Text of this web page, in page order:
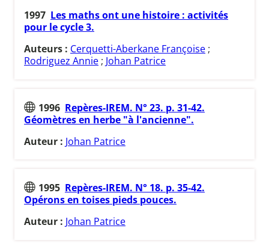
1997 Les maths ont une histoire : activités
pour le cycle 3.
Auteurs : Cerquetti-Aberkane Françoise ;
Rodriguez Annie ; Johan Patrice
1996 Repères-IREM. N° 23. p. 31-42.
Géomètres en herbe "à l'ancienne".
Auteur : Johan Patrice
1995 Repères-IREM. N° 18. p. 35-42.
Opérons en toises pieds pouces.
Auteur : Johan Patrice